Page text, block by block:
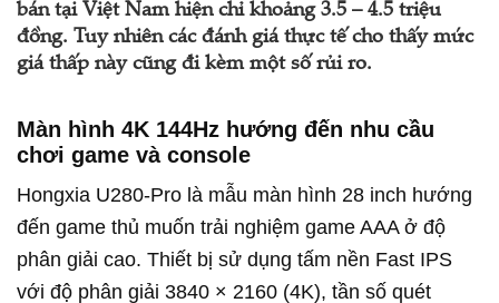
bán tại Việt Nam hiện chỉ khoảng 3.5 – 4.5 triệu
đồng. Tuy nhiên các đánh giá thực tế cho thấy mức
giá thấp này cũng đi kèm một số rủi ro.
Màn hình 4K 144Hz hướng đến nhu cầu
chơi game và console
Hongxia U280-Pro là mẫu màn hình 28 inch hướng
đến game thủ muốn trải nghiệm game AAA ở độ
phân giải cao. Thiết bị sử dụng tấm nền Fast IPS
với độ phân giải 3840 × 2160 (4K), tần số quét